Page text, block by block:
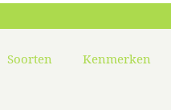
Soorten Kenmerken